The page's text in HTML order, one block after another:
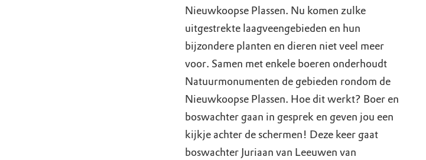
Nieuwkoopse Plassen. Nu komen zulke
uitgestrekte laagveengebieden en hun
bijzondere planten en dieren niet veel meer
voor. Samen met enkele boeren onderhoudt
Natuurmonumenten de gebieden rondom de
Nieuwkoopse Plassen. Hoe dit werkt? Boer en
boswachter gaan in gesprek en geven jou een
kijkje achter de schermen! Deze keer gaat
boswachter Juriaan van Leeuwen van